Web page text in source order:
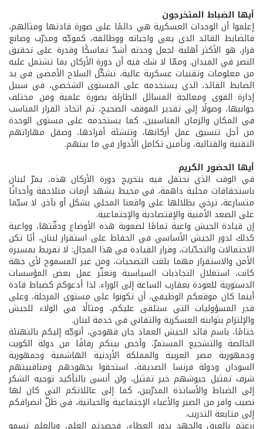
أيها الضباط المتخرجون
إعلموا أن الوحدات العسكرية هي دائمًا على صورة قادتها ومثالهم،
فالضابط القائد الذي يعي واجباته ووظائفه، كموجّه ومدرّب وصانع
قرار، هو الأكثر أهلية لجعل وحدته أشدّ تماسكًا وقدرة على تحقيق
النصر في الميدان. وممّا لا شك فيه أن دورة الأركان بما تشتمل عليه
من معلومات وتقنيات عسكرية عالية، تشكّل السلاح الأمضى في يد
الضابط القائد، الذي يستخدمه على المستوى الشخصي، في سبيل
إدارة القوى ومعالجة المسائل الطارئة بصورة علمية ومن مختلف
جوانبها، وصولًا إلى تقدير الموقف الصحيح، ثم اتخاذ القرار المناسب
في المكان والزمان المناسبين، كما يستخدمه على مستوى الوحدة
من أجل تنسيق عمل أركانها، وتنشئة أفرادها، وصقل مهاراتهم
التقنية والقتالية، وتأمين تكامل الأدوار في ما بينهم.
أيها الحضور الكريم
في الوقت الذي نحتفل فيه بتخريج دورة الأركان هذه، يمرّ لبنان
باستحقاقات محلية داهمة، في محيط يشهد أزمات متلاحقة وأحداثًا
متسارعة، ترخي بظلالها على واقعنا المحلي بشكل أو بآخر، لا سيّما
على الصعد الأمنية والإقتصادية والإجتماعية.
إن قيادة الجيش واعية تمامًا لصعوبة هذه الأوضاع ودقّتها، وواعية
كذلك لدور الجيش الأساسي في الحفاظ على استقرار لبنان، أيًا تكن
الاحتمالات والتحدّيات، وقرار القيادة في هذا المجال: لا تفريط بمسيرة
الأمن والاستقرار مهما بلغت التضحيات، ومن غير المسموح لأي جهة
كانت، استغلال التجاذبات السياسية وتعثّر عمل بعض المؤسسات
الدستورية للعودة بعقارب الساعة إلى الوراء. لذا أدعوكم كضباط قادة
أينما كان موقعكم الوظيفي، أن تكونوا على مستوى المرحلة، وعلى
قدر المسؤوليات التي ستلقى عليكم، ومثالًا في الولاء للجيش
والإلتزام بثوابته العسكرية والتفاني في خدمة لبنان.
ختامًا، باسم قائد الجيش العماد جان قهوجي، أتوجّه إليكم بالتهنئة
الخالصة والتشجيع المستمرّ، وأخص بينكم رفاقًا من دولة الكويت
وجمهورية مصر العربية والمملكة الأردنية الهاشمية وجمهورية
السودان ودولة فرنسا الصديقة، استحقوا بجهودهم ومناقبيتهم
شرف تمثيل جيوشهم خير تمثيل، ولن أنسى بالتأكيد توجيه الشكر
إلى الضباط والأساتذة المدرّبين، كما إلى عائلاتكم التي كان لها
نصيب وافر من الصبر والأعباء الإجتماعية والحياتية، في ظلّ انصرافكم
إلى متابعة التدريب.
زرعتم بالعرق والجهد بذور العطاء، فحصدتم العلم، وبالعلم تسمو